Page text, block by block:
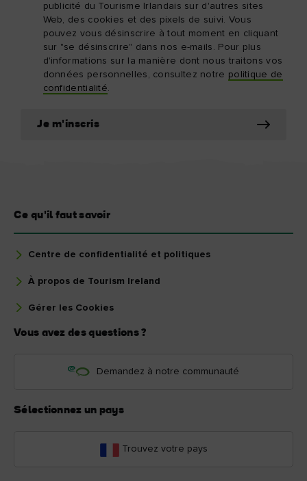
publicité du Tourisme Irlandais sur d'autres sites
Web, des cookies et des pixels de suivi. Vous
pouvez vous désinscrire à tout moment en cliquant
sur "se désinscrire" dans nos e-mails. Pour plus
d'informations sur la manière dont nous traitons vos
données personnelles, consultez notre politique de
confidentialité
Je m'inscris
Ce qu'il faut savoir
Centre de confidentialité et politiques
À propos de Tourism Ireland
Gérer les Cookies
Vous avez des questions ?
Demandez à notre communauté
Sélectionnez un pays
Trouvez votre pays